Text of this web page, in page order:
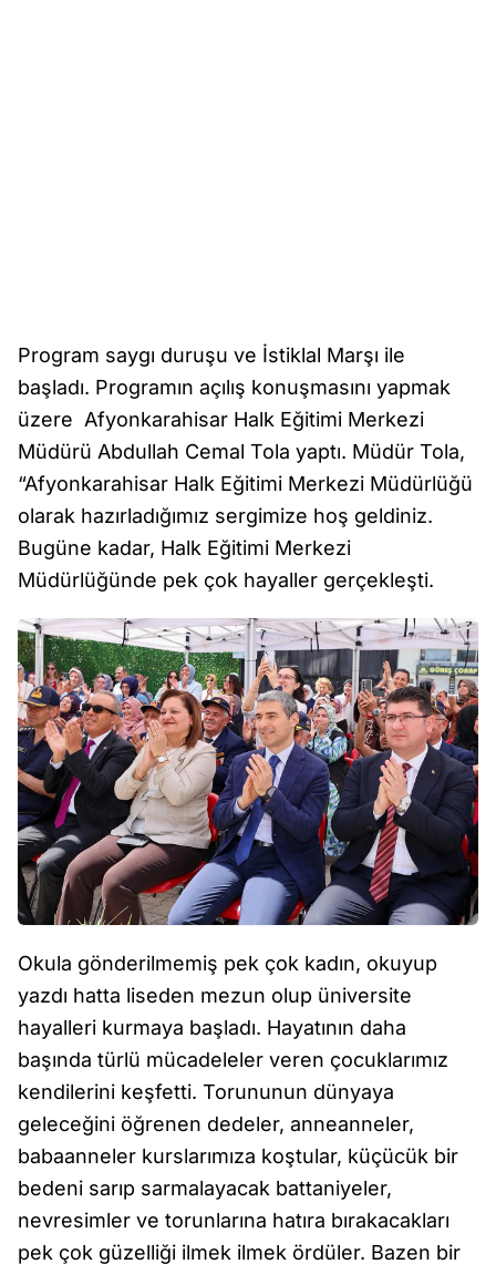
Program saygı duruşu ve İstiklal Marşı ile
başladı. Programın açılış konuşmasını yapmak
üzere Afyonkarahisar Halk Eğitimi Merkezi
Müdürü Abdullah Cemal Tola yaptı. Müdür Tola,
“Afyonkarahisar Halk Eğitimi Merkezi Müdürlüğü
olarak hazırladığımız sergimize hoş geldiniz.
Bugüne kadar, Halk Eğitimi Merkezi
Müdürlüğünde pek çok hayaller gerçekleşti.
Okula gönderilmemiş pek çok kadın, okuyup
yazdı hatta liseden mezun olup üniversite
hayalleri kurmaya başladı. Hayatının daha
başında türlü mücadeleler veren çocuklarımız
kendilerini keşfetti. Torununun dünyaya
geleceğini öğrenen dedeler, anneanneler,
babaanneler kurslarımıza koştular, küçücük bir
bedeni sarıp sarmalayacak battaniyeler,
nevresimler ve torunlarına hatıra bırakacakları
pek çok güzelliği ilmek ilmek ördüler. Bazen bir